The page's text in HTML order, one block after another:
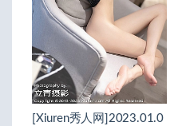
[Xiuren秀人网]2023.01.0